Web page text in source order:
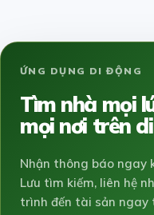
ỨNG DỤNG DI ĐỘNG
Tìm nhà mọi
mọi nơi trên
Nhận thông báo ngay
Lưu tìm kiếm, liên hệ
trình đến tài sản ngay